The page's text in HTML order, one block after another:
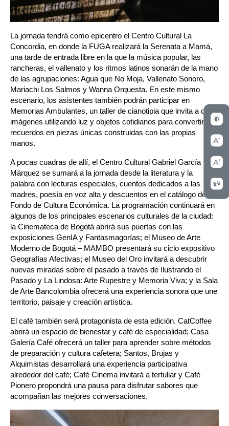
La jornada tendrá como epicentro el Centro Cultural La
Concordia, en donde la FUGA realizará la Serenata a Mamá,
una tarde de entrada libre en la que la música popular, las
rancheras, el vallenato y los ritmos latinos sonarán de la mano
de las agrupaciones: Agua que No Moja, Vallenato Sonoro,
Mariachi Los Salmos y Wanna Orquesta. En este mismo
escenario, los asistentes también podrán participar en
Memorias Ambulantes, un taller de cianotipia que invita a crear
imágenes utilizando luz y objetos cotidianos para convertir
recuerdos en piezas únicas construidas con las propias
manos.
A pocas cuadras de allí, el Centro Cultural Gabriel García
Márquez se sumará a la jornada desde la literatura y la
palabra con lecturas especiales, cuentos dedicados a las
madres, poesía en voz alta y descuentos en el catálogo del
Fondo de Cultura Económica. La programación continuará en
algunos de los principales escenarios culturales de la ciudad:
la Cinemateca de Bogotá abrirá sus puertas con las
exposiciones GenIA y Fantasmagorías; el Museo de Arte
Moderno de Bogotá – MAMBO presentará su ciclo expositivo
Geografías Afectivas; el Museo del Oro invitará a descubrir
nuevas miradas sobre el pasado a través de Ilustrando el
Pasado y La Lindosa: Arte Rupestre y Memoria Viva; y la Sala
de Arte Bancolombia ofrecerá una experiencia sonora que une
territorio, paisaje y creación artística.
El café también será protagonista de esta edición. CatCoffee
abrirá un espacio de bienestar y café de especialidad; Casa
Galería Café ofrecerá un taller para aprender sobre métodos
de preparación y cultura cafetera; Santos, Brujas y
Alquimistas desarrollará una experiencia participativa
alrededor del café; Café Cinema invitará a tertuliar y Café
Pionero propondrá una pausa para disfrutar sabores que
acompañan las mejores conversaciones.